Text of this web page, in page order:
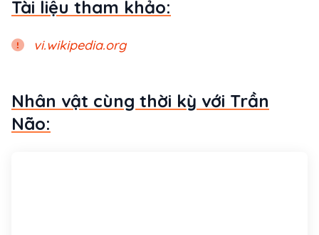
Tài liệu tham khảo:
vi.wikipedia.org
Nhân vật cùng thời kỳ với Trần
Não: